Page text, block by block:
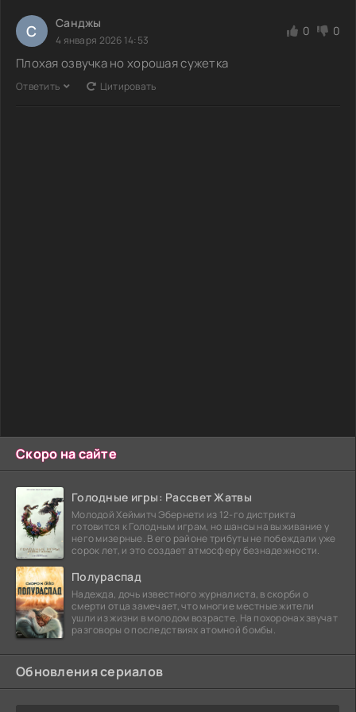
Скоро на сайте
Голодные игры: Рассвет Жатвы
Молодой Хеймитч Эбернети из 12-го дистрикта
готовится к Голодным играм, но шансы на выживание у
него мизерные. В его районе трибуты не побеждали уже
сорок лет, и это создает атмосферу безнадежности.
Полураспад
Надежда, дочь известного журналиста, в скорби о
смерти отца замечает, что многие местные жители
ушли из жизни в молодом возрасте. На похоронах звучат
разговоры о последствиях атомной бомбы.
Обновления сериалов
С Санджы
4 января 2026 14:53
0 0
Плохая озвучка но хорошая сужетка
Ответить Цитировать